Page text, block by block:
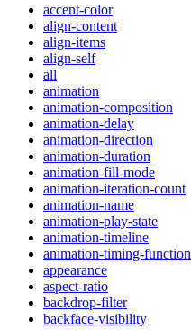
accent-color
align-content
align-items
align-self
all
animation
animation-composition
animation-delay
animation-direction
animation-duration
animation-fill-mode
animation-iteration-count
animation-name
animation-play-state
animation-timeline
animation-timing-function
appearance
aspect-ratio
backdrop-filter
backface-visibility